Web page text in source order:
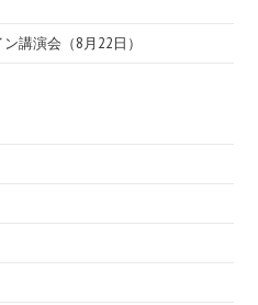
講演会（8月22日）